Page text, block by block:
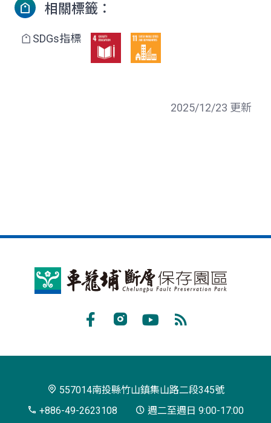
相關標籤：
SDGs指標
2025/12/23 更新
車
存
閱
557014南投縣竹山鎮集山路二段345號
+886-49-2623108
週二至週日 9:00-17:00